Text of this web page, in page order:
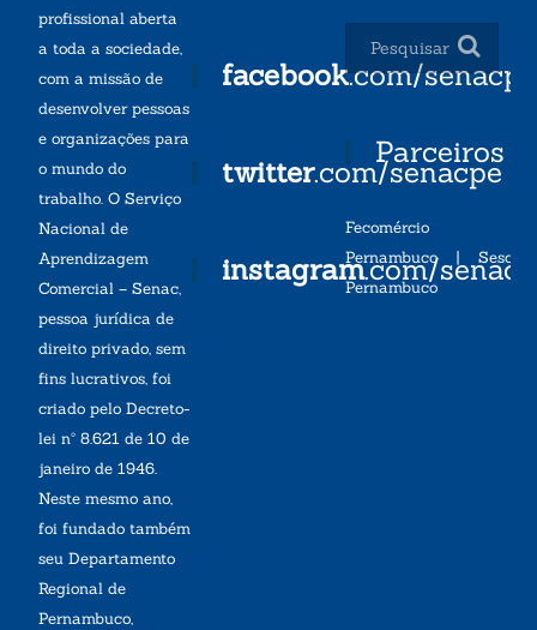
profissional aberta
a toda a sociedade,
com a missão de
desenvolver pessoas
e organizações para
o mundo do
trabalho. O Serviço
Nacional de
Aprendizagem
Comercial – Senac,
pessoa jurídica de
direito privado, sem
fins lucrativos, foi
criado pelo Decreto-
lei nº 8.621 de 10 de
janeiro de 1946.
Neste mesmo ano,
foi fundado também
seu Departamento
Regional de
Pernambuco,
facebook.com/senacpe
twitter.com/senacpe
instagram.com/
Parceiros
Fecomércio
Pernambuco| Sesc
Pernambuco